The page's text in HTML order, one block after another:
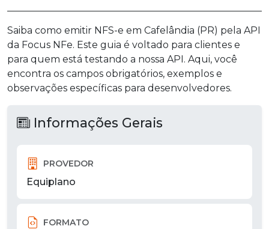
Saiba como emitir NFS-e em Cafelândia (PR) pela API
da Focus NFe. Este guia é voltado para clientes e
para quem está testando a nossa API. Aqui, você
encontra os campos obrigatórios, exemplos e
observações específicas para desenvolvedores.
Informações Gerais
PROVEDOR
Equiplano
FORMATO